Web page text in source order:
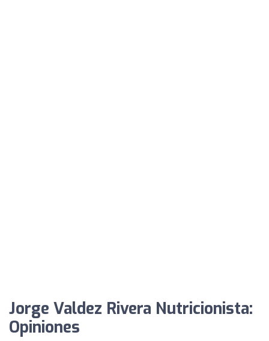
Jorge Valdez Rivera Nutricionista:
Opiniones